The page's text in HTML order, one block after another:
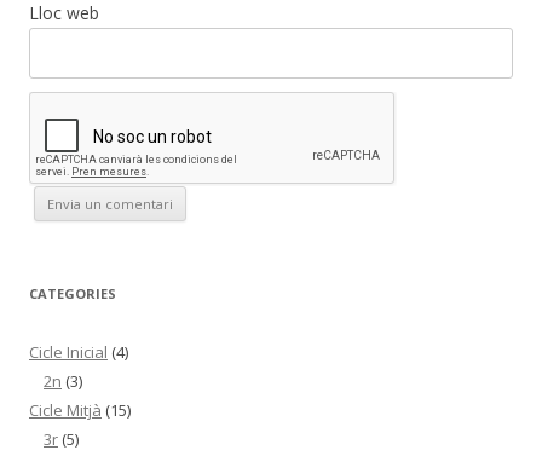
Lloc web
CATEGORIES
Cicle Inicial (4)
2n (3)
Cicle Mitjà (15)
3r (5)